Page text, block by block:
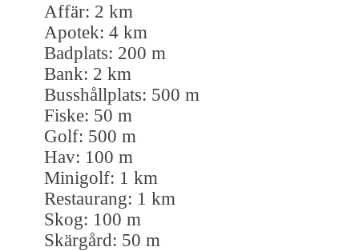
Affär: 2 km
Apotek: 4 km
Badplats: 200 m
Bank: 2 km
Busshållplats: 500 m
Fiske: 50 m
Golf: 500 m
Hav: 100 m
Minigolf: 1 km
Restaurang: 1 km
Skog: 100 m
Skärgård: 50 m